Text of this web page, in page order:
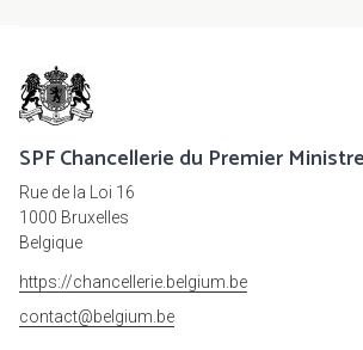
SPF Chancellerie du Premier Ministre
Rue de la Loi 16
1000 Bruxelles
Belgique
https://chancellerie.belgium.be
contact@belgium.be